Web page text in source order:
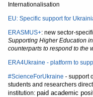
Internationalisation
EU: Specific support for
ERASMUS+: new sector-
Supporting Higher Education
counterparts to respond to the
ERA4Ukraine - platform to
#ScienceForUkraine - support
students and researchers
institution: paid academic